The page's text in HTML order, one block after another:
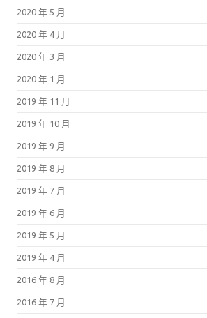
2020 年 5 月
2020 年 4 月
2020 年 3 月
2020 年 1 月
2019 年 11 月
2019 年 10 月
2019 年 9 月
2019 年 8 月
2019 年 7 月
2019 年 6 月
2019 年 5 月
2019 年 4 月
2016 年 8 月
2016 年 7 月